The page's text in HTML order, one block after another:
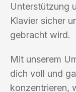
Unterstützung
Klavier sicher
gebracht wird.
Mit unserem
dich voll und
konzentrieren,